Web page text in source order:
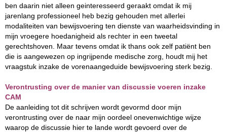
ben daarin niet alleen geinteresseerd geraakt omdat ik mij
jarenlang professioneel heb bezig gehouden met allerlei
modaliteiten van bewijsvoering ten dienste van waarheidsvinding in
mijn vroegere hoedanigheid als rechter in een tweetal
gerechtshoven. Maar tevens omdat ik thans ook zelf patiënt ben
die is aangewezen op ingrijpende medische zorg, houdt mij het
vraagstuk inzake de vorenaangeduide bewijsvoering sterk bezig.
Verontrusting over de manier van discussie voeren inzake
CAM
De aanleiding tot dit schrijven wordt gevormd door mijn
verontrusting over de naar mijn oordeel onevenwichtige wijze
waarop de discussie hier te lande wordt gevoerd over de